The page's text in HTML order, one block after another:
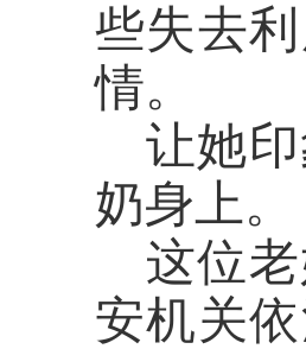
些失去
情。
让她
奶身上。
这位
安机关